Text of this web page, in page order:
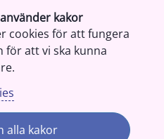
kakor
cookies för att fungera
för att vi ska kunna
alla kakor